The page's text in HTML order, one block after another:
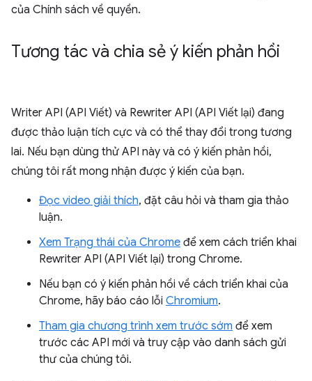
của Chính sách về quyền.
Tương tác và chia sẻ ý kiến phản hồi
Writer API (API Viết) và Rewriter API (API Viết lại) đang
được thảo luận tích cực và có thể thay đổi trong tương
lai. Nếu bạn dùng thử API này và có ý kiến phản hồi,
chúng tôi rất mong nhận được ý kiến của bạn.
Đọc video giải thích, đặt câu hỏi và tham gia thảo
luận.
Xem Trạng thái của Chrome để xem cách triển khai
Rewriter API (API Viết lại) trong Chrome.
Nếu bạn có ý kiến phản hồi về cách triển khai của
Chrome, hãy báo cáo lỗi Chromium.
Tham gia chương trình xem trước sớm để xem
trước các API mới và truy cập vào danh sách gửi
thư của chúng tôi.